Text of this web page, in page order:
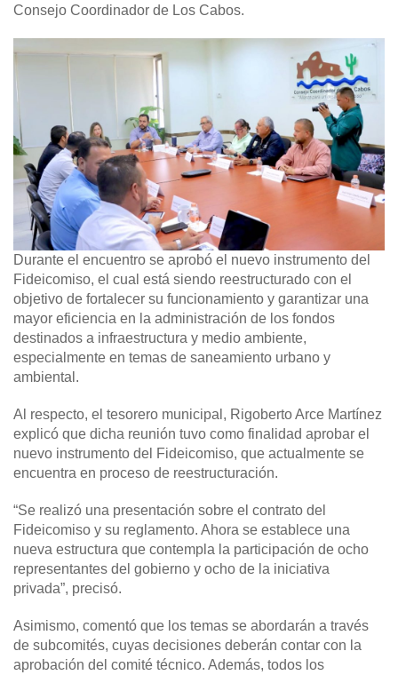
Consejo Coordinador de Los Cabos.
Durante el encuentro se aprobó el nuevo instrumento del
Fideicomiso, el cual está siendo reestructurado con el
objetivo de fortalecer su funcionamiento y garantizar una
mayor eficiencia en la administración de los fondos
destinados a infraestructura y medio ambiente,
especialmente en temas de saneamiento urbano y
ambiental.
Al respecto, el tesorero municipal, Rigoberto Arce Martínez
explicó que dicha reunión tuvo como finalidad aprobar el
nuevo instrumento del Fideicomiso, que actualmente se
encuentra en proceso de reestructuración.
“Se realizó una presentación sobre el contrato del
Fideicomiso y su reglamento. Ahora se establece una
nueva estructura que contempla la participación de ocho
representantes del gobierno y ocho de la iniciativa
privada”, precisó.
Asimismo, comentó que los temas se abordarán a través
de subcomités, cuyas decisiones deberán contar con la
aprobación del comité técnico. Además, todos los